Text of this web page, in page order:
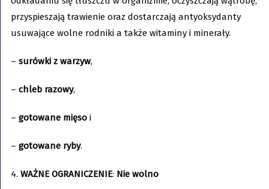
przyspieszają trawienie oraz dostarczają antyoksydanty
usuwające wolne rodniki a także witaminy i minerały.
– surówki z warzyw,
– chleb razowy,
– gotowane mięsoi
– gotowane ryby.
4. WAŻNE OGRANICZENIE: Nie wolno